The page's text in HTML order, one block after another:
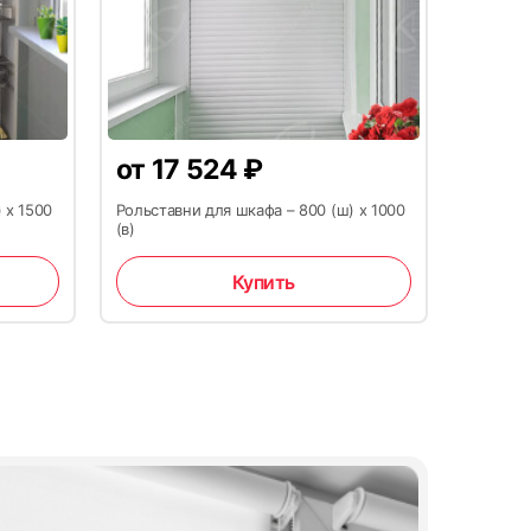
1 500
Пульт Doorhan Transmitter 4 PRO
Купить
для платежа вручную, так как все данные
ремонт выполняется в срок от
3 до 30 дней с даты обращения
1500
от 17 524 ₽
Рольставни для шкафа – 800 (ш) х 1000
(в)
Купить